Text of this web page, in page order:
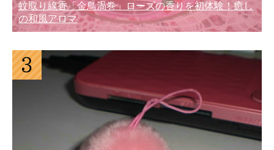
蚊取り線香「金鳥渦巻」ローズの香りを初体験！癒し
の和風アロマ